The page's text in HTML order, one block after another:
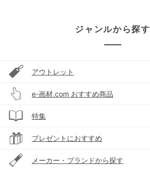
ジャンルから探す
アウトレット
e-画材.com おすすめ商品
特集
プレゼントにおすすめ
メーカー・ブランドから探す